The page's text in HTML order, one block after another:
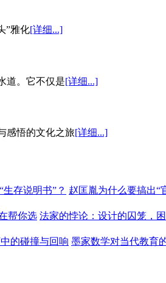
”雅化[详细...]
道。它不仅是[详细...]
感悟的文化之旅[详细...]
存说明书”？ 赵匡胤为什么要搞出“
帮你选 法家的悖论：设计的囚笼，
的碰撞与回响 墨家数学对当代教育